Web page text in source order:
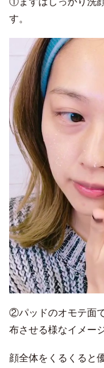
す。
②パッドのオモテ面
布させる様なイメー
顔全体をくるくると